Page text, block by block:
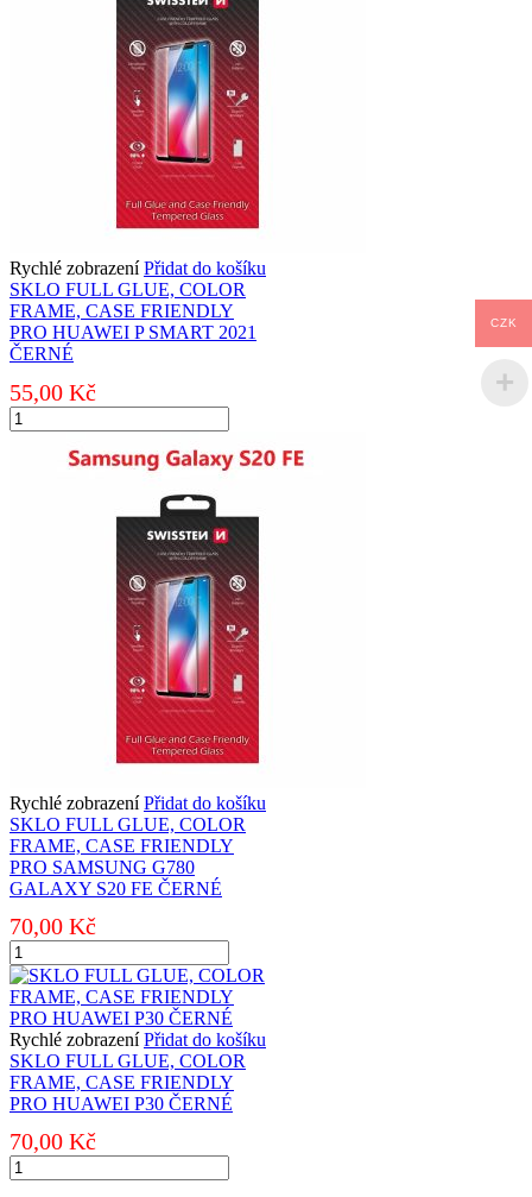
Rychlé zobrazení Přidat do košíku
SKLO FULL GLUE, COLOR
FRAME, CASE FRIENDLY
PRO HUAWEI P SMART 2021
ČERNÉ
55,00 Kč
SKLO
FULL
Rychlé zobrazení Přidat do košíku
SKLO FULL GLUE, COLOR
FRAME, CASE FRIENDLY
PRO SAMSUNG G780
GALAXY S20 FE ČERNÉ
70,00 Kč
SKLO
FULL
GLUE,
COLOR
FRAME,
CASE
FRIENDLY
PRO
G780
GALAXY
S20
Rychlé zobrazení Přidat do košíku
SKLO FULL GLUE, COLOR
FRAME, CASE FRIENDLY
PRO HUAWEI P30 ČERNÉ
70,00 Kč
SKLO
FULL
CZK